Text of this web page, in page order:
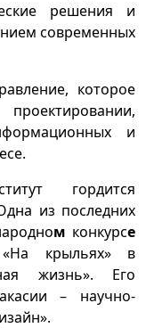
решения и
современных
которое
и
гордится
из последних
м конкурсе
крыльях» в
жизнь». Его
– научно-